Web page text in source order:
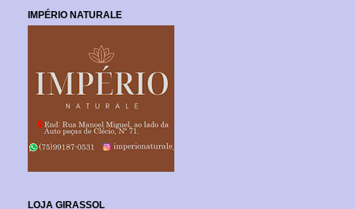
IMPÉRIO NATURALE
LOJA GIRASSOL